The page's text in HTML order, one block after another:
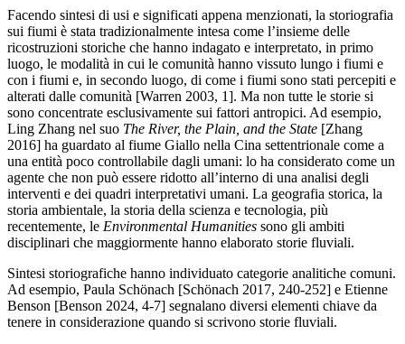
Facendo sintesi di usi e significati appena menzionati, la storiografia
sui fiumi è stata tradizionalmente intesa come l’insieme delle
ricostruzioni storiche che hanno indagato e interpretato, in primo
luogo, le modalità in cui le comunità hanno vissuto lungo i fiumi e
con i fiumi e, in secondo luogo, di come i fiumi sono stati percepiti e
alterati dalle comunità [Warren 2003, 1]. Ma non tutte le storie si
sono concentrate esclusivamente sui fattori antropici. Ad esempio,
Ling Zhang nel suo The River, the Plain, and the State [Zhang
2016] ha guardato al fiume Giallo nella Cina settentrionale come a
una entità poco controllabile dagli umani: lo ha considerato come un
agente che non può essere ridotto all’interno di una analisi degli
interventi e dei quadri interpretativi umani. La geografia storica, la
storia ambientale, la storia della scienza e tecnologia, più
recentemente, le Environmental Humanities sono gli ambiti
disciplinari che maggiormente hanno elaborato storie fluviali.
Sintesi storiografiche hanno individuato categorie analitiche comuni.
Ad esempio, Paula Schönach [Schönach 2017, 240-252] e Etienne
Benson [Benson 2024, 4-7] segnalano diversi elementi chiave da
tenere in considerazione quando si scrivono storie fluviali.